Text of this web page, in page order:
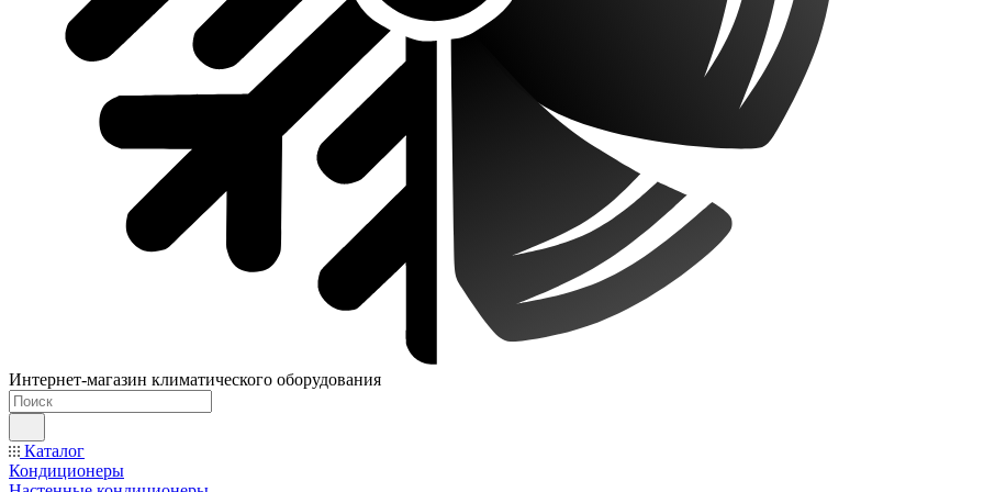
Интернет-магазин климатического оборудования
Каталог
Кондиционеры